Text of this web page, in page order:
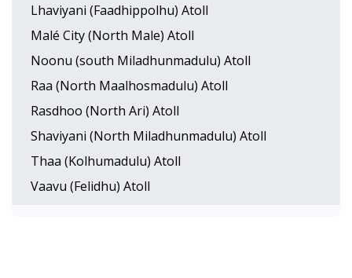
Lhaviyani (Faadhippolhu) Atoll
Malé City (North Male) Atoll
Noonu (south Miladhunmadulu) Atoll
Raa (North Maalhosmadulu) Atoll
Rasdhoo (North Ari) Atoll
Shaviyani (North Miladhunmadulu) Atoll
Thaa (Kolhumadulu) Atoll
Vaavu (Felidhu) Atoll